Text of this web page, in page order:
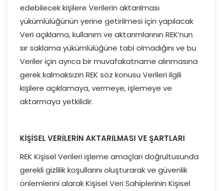
edebilecek kişilere Verilerin aktarılması
yükümlülüğünün yerine getirilmesi için yapılacak
Veri açıklama, kullanım ve aktarımlarının REK’nun
sır saklama yükümlülüğüne tabi olmadığını ve bu
Veriler için ayrıca bir muvafakatname alınmasına
gerek kalmaksızın REK söz konusu Verileri ilgili
kişilere açıklamaya, vermeye, işlemeye ve
aktarmaya yetkilidir.
KİŞİSEL VERİLERİN AKTARILMASI VE ŞARTLARI
REK Kişisel Verileri işleme amaçları doğrultusunda
gerekli gizlilik koşullarını oluşturarak ve güvenlik
önlemlerini alarak Kişisel Veri Sahiplerinin Kişisel